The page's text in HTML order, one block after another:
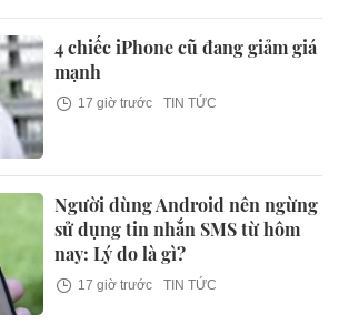
4 chiếc iPhone cũ đang giảm giá
mạnh
17 giờ trước TIN TỨC
Người dùng Android nên ngừng
sử dụng tin nhắn SMS từ hôm
nay: Lý do là gì?
17 giờ trước TIN TỨC